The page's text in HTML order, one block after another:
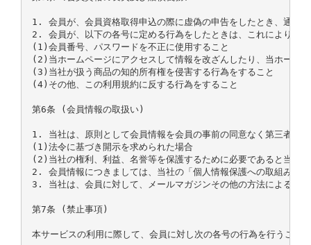
1. 会員が、会員資格取得申込の際に虚偽の申告をしたとき、通信
2. 会員が、以下の各号に定める行為をしたときは、これにより当
(1)会員番号、パスワードを不正に使用すること
(2)当ホームページにアクセスして情報を改ざんしたり、当ホーム
(3)当社が扱う商品の知的所有権を侵害する行為をすること
(4)その他、この利用規約に反する行為をすること
第6条 (会員情報の取扱い)
1. 当社は、原則として会員情報を会員の事前の同意なく第三者に
(1)法令に基づき開示を求められた場合
(2)当社の権利、利益、名誉等を保護するために必要であると当社
2. 会員情報につきましては、当社の「個人情報保護への取組み」
3. 当社は、会員に対して、メールマガジンその他の方法による情
第7条 (禁止事項)
本サービスの利用に際して、会員に対し次の各号の行為を行うこと